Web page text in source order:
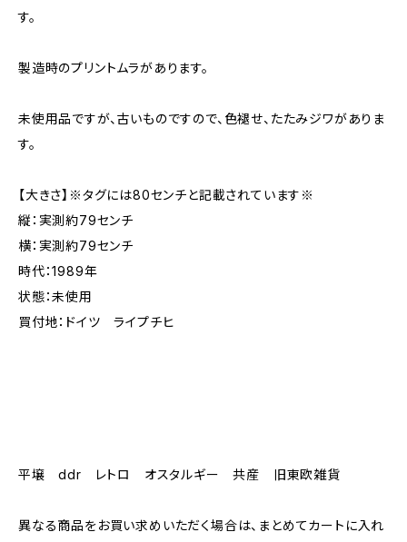
す。
製造時のプリントムラがあります。
未使用品ですが、古いものですので、色褪せ、たたみジワがありま
す。
【大きさ】※タグには80センチと記載されています※
縦：実測約79センチ
横：実測約79センチ
時代：1989年
状態：未使用
買付地：ドイツ ライプチヒ
平壌 ddr レトロ オスタルギー 共産 旧東欧雑貨
異なる商品をお買い求めいただく場合は、まとめてカートに入れ